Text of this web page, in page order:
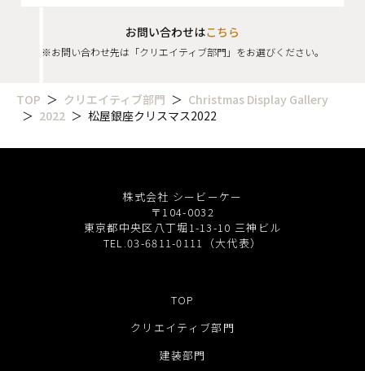
お問い合わせはこちら
※お問い合わせ先は「クリエイティブ部門」をお選びください。
TOP クリエイティブ部門
Christmas Display Gallery
2022
松屋銀座クリスマス2022
株式会社 シービーケー
〒104-0032
東京都中央区八丁堀1-13-10 三神ビル
TEL.03-6811-0111（大代表）
TOP
クリエイティブ部門
建装部門